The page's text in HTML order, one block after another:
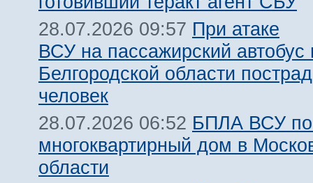
28.07.2026 09:57 При атаке
ВСУ на пассажирский автобус
Белгородской области
человек
28.07.2026 06:52 БПЛА ВСУ
многоквартирный дом в
области